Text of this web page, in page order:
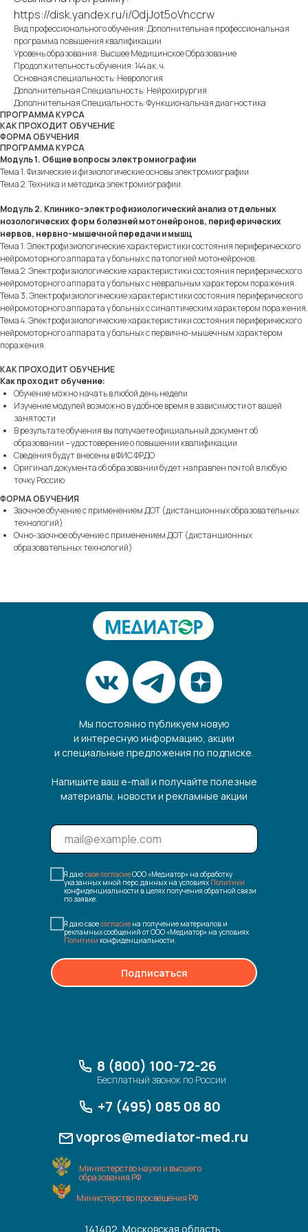
https://disk.yandex.ru/i/OdjJot5oVnccrw
Вид профессионального обучения: Дополнительная профессиональная
программа повышения квалификации
Уровень образования: Высшее Медицинское Образование
Продолжительность обучения: 144 ак. ч.
Основная специальность: Неврология
Дополнительная Специальность: Нейрохирургия
Дополнительная Специальность: Функциональная диагностика
ПРОГРАММА КУРСА
КАК ПРОХОДИТ ОБУЧЕНИЕ
ФОРМА ОБУЧЕНИЯ
ПРОГРАММА КУРСА
Модуль 1. Общие вопросы электромиографии
Тема 1. Физические и физиологические основы электромиографии
Тема 2. Техника и методика электромиографии.
Модуль 2. Клинико-электрофизиологический анализ отдельных
нозологических форм болезней мотонейронов, периферических
нервов, нервно-мышечной передачи и мышц
Тема 1. Электрофизиологические характеристики состояния периферического
нейромоторного аппарата у больных с патологией мотонейронов.
Тема 2. Электрофизиологические характеристики состояния периферического
нейромоторного аппарата у больных с невральным характером поражения.
Тема 3. Электрофизиологические характеристики состояния периферического
нейромоторного аппарата у больных с синаптическим характером поражения.
Тема 4. Электрофизиологические характеристики состояния периферического
нейромоторного аппарата у больных с первично-мышечным характером
поражения.
КАК ПРОХОДИТ ОБУЧЕНИЕ
Как проходит обучение:
Обучение можно начать в любой день недели
Изучение модулей возможно в удобное время в зависимости от вашей
занятости
В результате обучения вы получаете официальный документ об
образовании – удостоверение о повышении квалификации
Сведения будут внесены в ФИС ФРДО
Оригинал документа об образовании будет направлен почтой в любую
точку Россию
ФОРМА ОБУЧЕНИЯ
Заочное обучение с применением ДОТ (дистанционных образовательных
технологий)
Очно-заочное обучение с применением ДОТ (дистанционных
образовательных технологий)
Мы постоянно публикуем новую
и интересную информацию, акции
и специальные предложения по подписке.
Напишите ваш e-mail и получайте полезные
материалы, новости и рекламные акции
Я даюсвое согласиеООО «Медиатор» на обработку
указанных мной перс.данных на условиях Политики
конфиденциальности в целях получения обратной связи
по заявке.
Я даю своесогласие на получение материалов и
рекламных сообщений от ООО «Медиатор» на условиях
Политики конфиденциальности.
Подписаться
8 (800) 100-72-26
Бесплатный звонок по России
vopros@mediator-med.ru
141402, Московская область,
+7 (495) 085 08 80
Министерство науки и высшего
образования РФ
Министерство просвещения РФ